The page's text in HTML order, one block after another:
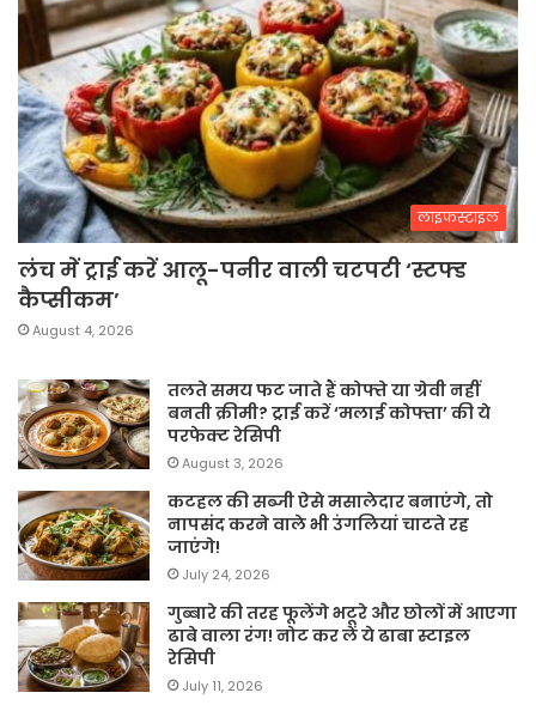
लाइफस्टाइल
लंच में ट्राई करें आलू-पनीर वाली चटपटी ‘स्टफ्ड
कैप्सीकम’
August 4, 2026
तलते समय फट जाते हैं कोफ्ते या ग्रेवी नहीं
बनती क्रीमी? ट्राई करें ‘मलाई कोफ्ता’ की ये
परफेक्ट रेसिपी
August 3, 2026
कटहल की सब्जी ऐसे मसालेदार बनाएंगे, तो
नापसंद करने वाले भी उंगलियां चाटते रह
जाएंगे!
July 24, 2026
गुब्बारे की तरह फूलेंगे भटूरे और छोलों में आएगा
ढाबे वाला रंग! नोट कर लें ये ढाबा स्टाइल
रेसिपी
July 11, 2026